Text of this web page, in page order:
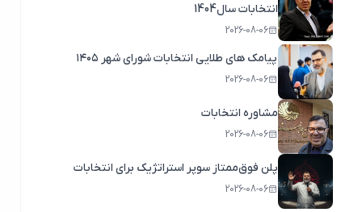
انتخابات سال1404
2026-08-06
پیامک های طلایی انتخابات شورای شهر ۱۴۰۵
2026-08-06
مشاوره انتخابات
2026-08-06
پلن فوق‌ممتاز سوپر استراتژیک برای انتخابات
2026-08-06